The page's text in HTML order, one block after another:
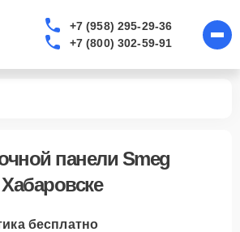
+7 (958) 295-29-36
+7 (800) 302-59-91
панели Smeg
бесплатно